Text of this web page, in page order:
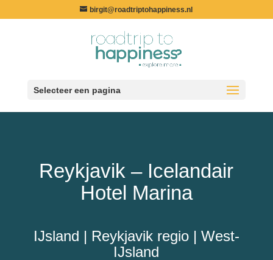
birgit@roadtriptohappiness.nl
Selecteer een pagina
Reykjavik – Icelandair
Hotel Marina
IJsland | Reykjavik regio | West-
IJsland